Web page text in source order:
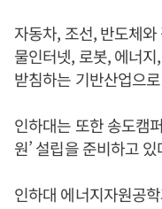
자동차, 조선, 반도체
물인터넷, 로봇, 에너
받침하는 기반산업으
인하대는 또한 송도캠
원’ 설립을 준비하고 있
인하대 에너지자원공